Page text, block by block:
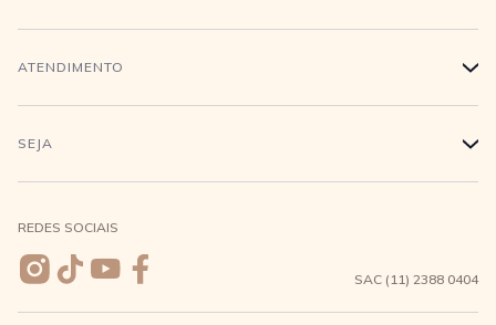
Conecte-se
Login
Meus pedidos
Wishlist
ATENDIMENTO +
Compra Segura
Entrega e Frete
Trocas e Devoluções
SEJA +
REDES SOCIAIS
SAC (11) 2388 0404